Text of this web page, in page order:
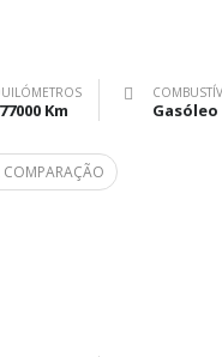
Km Gasóleo